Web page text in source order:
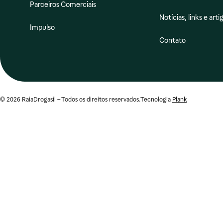
Parceiros Comerciais
Impulso
Notícias, links e
Contato
© 2026 RaiaDrogasil – Todos os direitos reservados.Tecnologia Plank